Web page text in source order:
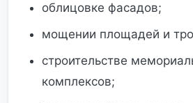
облицовке фасадов;
мощении площадей и
строительстве
комплексов;